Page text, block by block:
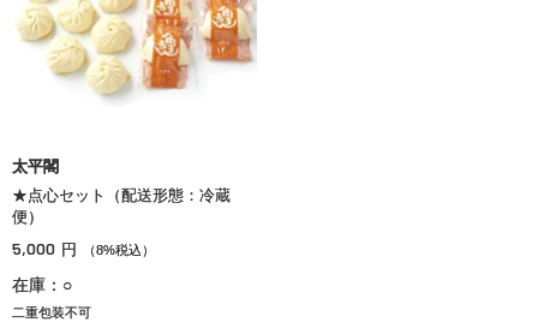
太平閣
★点心セット（配送形態：冷蔵
便）
5,000 円 （8%税込）
在庫：○
二重包装不可